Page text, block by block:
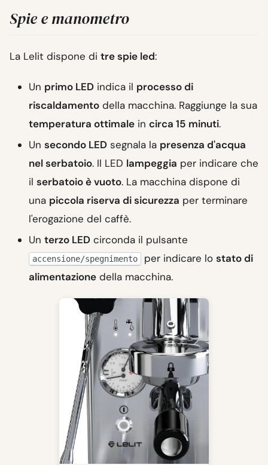
Spie e manometro
La Lelit dispone di tre spie led:
Un primo LED indica il processo di
riscaldamento della macchina. Raggiunge la sua
temperatura ottimale in circa 15 minuti.
Un secondo LED segnala la presenza d'acqua
nel serbatoio. Il LED lampeggia per indicare che
il serbatoio è vuoto. La macchina dispone di
una piccola riserva di sicurezza per terminare
l'erogazione del caffè.
Un terzo LED circonda il pulsante
accensione/spegnimento per indicare lo stato di
alimentazione della macchina.